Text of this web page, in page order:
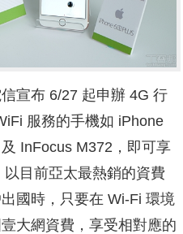
宣布 6/27 起申辦 4G 行
服務的手機如 iPhone
InFocus M372，即可享
以目前亞太最熱銷的資費
國時，只要在 Wi-Fi 環境
大網資費，享受相對應的